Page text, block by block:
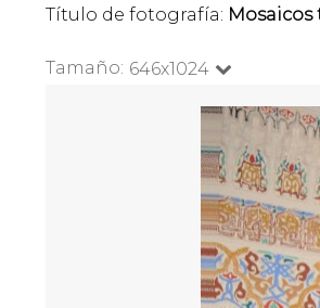
Título de fotografía:
Tamaño: 646x1024 